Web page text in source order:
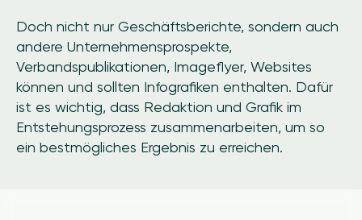
Doch nicht nur Geschäftsberichte, sondern auch
andere Unternehmensprospekte,
Verbandspublikationen, Imageflyer, Websites
können und sollten Infografiken enthalten. Dafür
ist es wichtig, dass Redaktion und Grafik im
Entstehungsprozess zusammenarbeiten, um so
ein bestmögliches Ergebnis zu erreichen.